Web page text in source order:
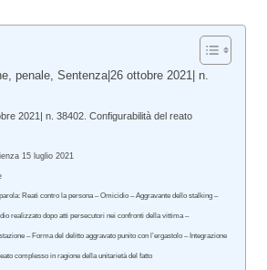
penale, Sentenza|26 ottobre 2021| n.
2021| n. 38402. Configurabilità del reato
15 luglio 2021
Reati contro la persona – Omicidio – Aggravante dello stalking –
realizzato dopo atti persecutori nei confronti della vittima –
– Forma del delitto aggravato punito con l’ergastolo – Integrazione
complesso in ragione della unitarietà del fatto